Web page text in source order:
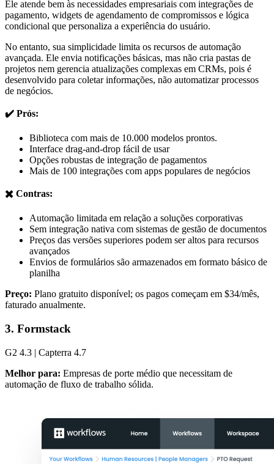
Ele atende bem às necessidades empresariais com integrações de
pagamento, widgets de agendamento de compromissos e lógica
condicional que personaliza a experiência do usuário.
No entanto, sua simplicidade limita os recursos de automação
avançada. Ele envia notificações básicas, mas não cria pastas de
projetos nem gerencia atualizações complexas em CRMs, pois é
desenvolvido para coletar informações, não automatizar processos
de negócios.
✔️ Prós:
Biblioteca com mais de 10.000 modelos prontos.
Interface drag-and-drop fácil de usar
Opções robustas de integração de pagamentos
Mais de 100 integrações com apps populares de negócios
✖️ Contras:
Automação limitada em relação a soluções corporativas
Sem integração nativa com sistemas de gestão de documentos
Preços das versões superiores podem ser altos para recursos
avançados
Envios de formulários são armazenados em formato básico de
planilha
Preço: Plano gratuito disponível; os pagos começam em $34/mês,
faturado anualmente.
3. Formstack
G2 4.3 | Capterra 4.7
Melhor para: Empresas de porte médio que necessitam de
automação de fluxo de trabalho sólida.